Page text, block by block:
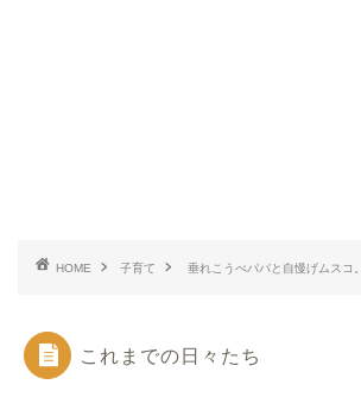
HOME 子育て 垂れこうべパパと自慢げムスコ。
これまでの日々たち